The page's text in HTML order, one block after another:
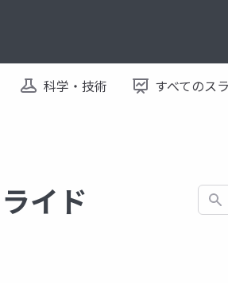
科学・技術 すべてのス
イド 検索